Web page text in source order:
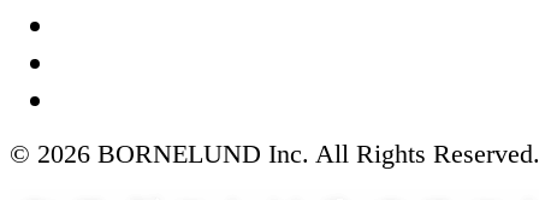
© 2026 BORNELUND Inc. All Rights Reserved.